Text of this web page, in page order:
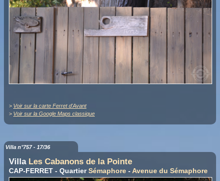
> Voir sur la carte Ferret d'Avant
> Voir sur la Google Maps classique
Villa n°757 - 17/36
Villa Les Cabanons de la Pointe
CAP-FERRET - QuartierSémaphore - Avenue du Sémaphore